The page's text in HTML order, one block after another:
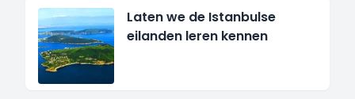
Laten we de Istanbulse
eilanden leren kennen